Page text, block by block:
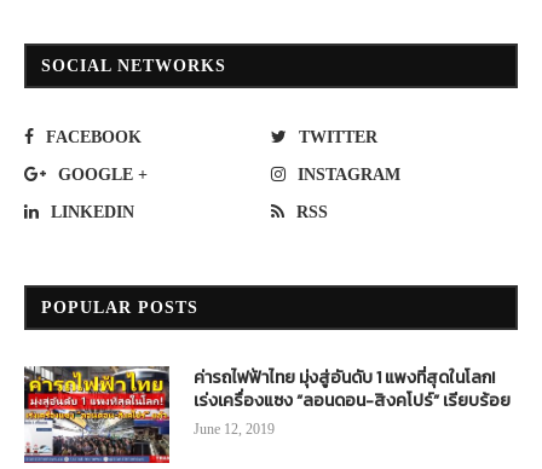
SOCIAL NETWORKS
FACEBOOK TWITTER
GOOGLE + INSTAGRAM
LINKEDIN RSS
POPULAR POSTS
ค่ารถไฟฟ้าไทย มุ่งสู่อันดับ 1 แพงที่สุดในโลก!
เร่งเครื่องแซง “ลอนดอน-สิงคโปร์” เรียบร้อย
June 12, 2019